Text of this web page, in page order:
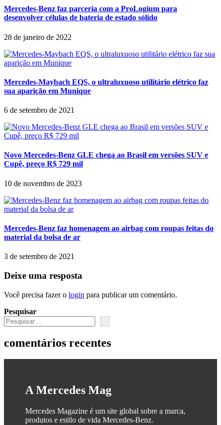
Mercedes-Benz faz parceria com a ProLogium para
desenvolver células de bateria de estado sólido
28 de janeiro de 2022
Mercedes-Maybach EQS, o ultraluxuoso utilitário elétrico faz
sua aparição em Munique
6 de setembro de 2021
Novo Mercedes-Benz GLE chega ao Brasil em versões SUV e
Cupê, preço R$ 729 mil
10 de novembro de 2023
Mercedes-Benz faz homenagem ao airbag com roupas feitas do
material da bolsa de ar
3 de setembro de 2021
Deixe uma resposta
Você precisa fazer o login para publicar um comentário.
Pesquisar
comentários recentes
A Mercedes Mag
Mercedes Magazine é um site global sobre a marca,
produtos e estilo de vida Mercedes-Benz.